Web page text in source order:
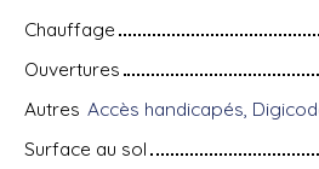
Chauffage
Ouvertures
Autres
Surface au sol